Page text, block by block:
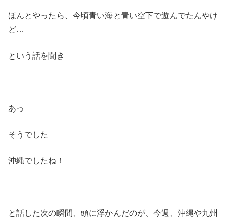
ほんとやったら、今頃青い海と青い空下で遊んでたんやけ
ど…
という話を聞き
あっ
そうでした
沖縄でしたね！
と話した次の瞬間、頭に浮かんだのが、今週、沖縄や九州